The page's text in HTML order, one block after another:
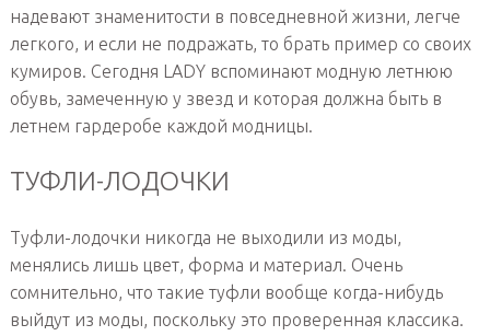
надевают знаменитости в повседневной жизни, легче
легкого, и если не подражать, то брать пример со своих
кумиров. Сегодня LADY вспоминают модную летнюю
обувь, замеченную у звезд и которая должна быть в
летнем гардеробе каждой модницы.
ТУФЛИ-ЛОДОЧКИ
Туфли-лодочки никогда не выходили из моды,
менялись лишь цвет, форма и материал. Очень
сомнительно, что такие туфли вообще когда-нибудь
выйдут из моды, поскольку это проверенная классика.